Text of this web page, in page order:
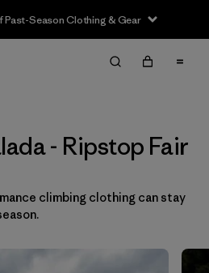
Season Clothing & Gear
Limpiar Todos
- Ripstop Fair
climbing clothing can stay